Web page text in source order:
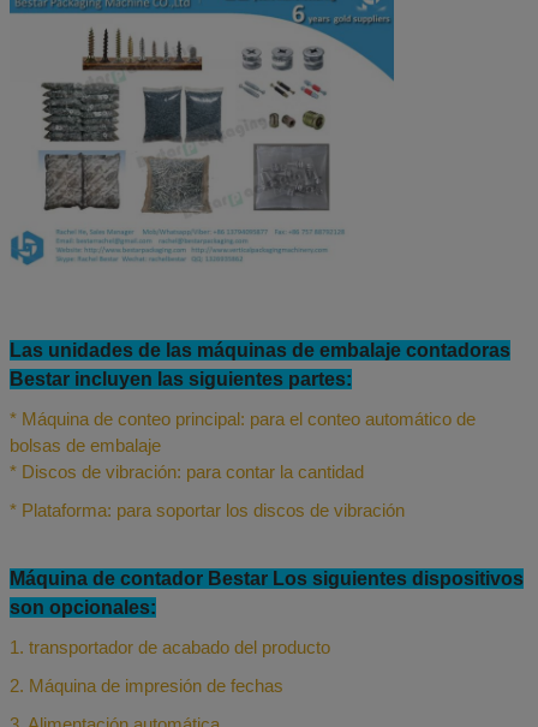
bolsas; 8. diversos discos de vibración.
Las unidades de las máquinas de embalaje contadoras
Bestar incluyen las siguientes partes:
* Máquina de conteo principal: para el conteo automático de
bolsas de embalaje
* Discos de vibración: para contar la cantidad
* Plataforma: para soportar los discos de vibración
Máquina de contador Bestar Los siguientes dispositivos
son opcionales:
1. transportador de acabado del producto
2. Máquina de impresión de fechas